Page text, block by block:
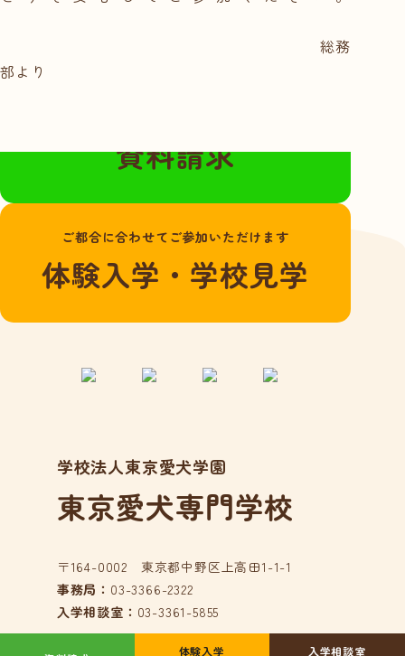
あゆみ
資料請求
よくある質問
卒業生の声
物看護師」とは？
在校生の声
卒業生の声
アクセス
在校生の方へ
卒業生の方へ
事業所の皆様へ
体験入学 入学相談室
総務
部より
資料請求
ご都合に合わせてご参加いただけます
体験入学・学校見学
学校法人東京愛犬学園
東京愛犬専門学校
〒164-0002 東京都中野区上高田1-1-1
事務局： 03-3366-2322
入学相談室： 03-3361-5855
© 東京愛犬専門学校